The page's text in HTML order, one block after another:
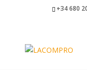
+34 680